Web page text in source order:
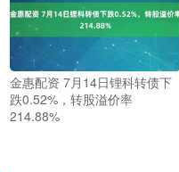
金惠配资 7月14日锂科转债下
跌0.52%，转股溢价率
214.88%